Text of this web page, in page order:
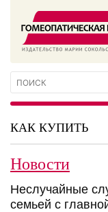
КАК КУПИТЬ
Новости
Неслучайные
семьей с